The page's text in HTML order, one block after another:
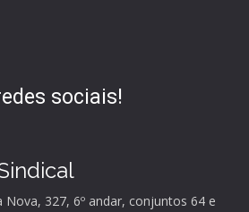
sociais!
Nova, 327, 6º andar, conjuntos 64 e